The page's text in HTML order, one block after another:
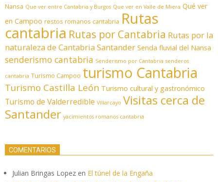
Nansa Que ver entre Cantabria y Burgos Que ver en Valle de Miera Qué ver
en Campoo restos romanos cantabria Rutas
cantabria Rutas por Cantabria Rutas por la
naturaleza de CantabriaSantander Senda fluvial del Nansa
senderismo cantabria Senderismo por Cantabria senderos
cantabria Turismo Campoo turismo Cantabria
Turismo Castilla León Turismo cultural y gastronómico
Turismo de Valderredible Villarcayo Visitas cerca de
Santander yacimientos romanos cantabria
COMENTARIOS
Julian Bringas Lopez en El túnel de la Engaña